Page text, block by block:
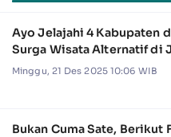
Ayo Jelajahi 4 Kabupaten
Surga Wisata Alternatif di
Minggu, 21 Des 2025 10:06 WIB
Bukan Cuma Sate, Berikut